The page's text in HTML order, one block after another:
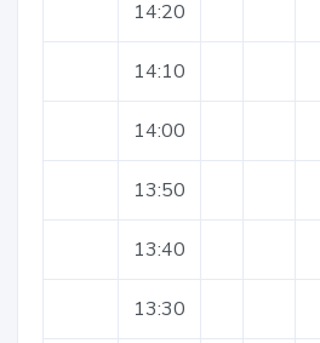
14:20
14:10
14:00
13:50
13:40
13:30